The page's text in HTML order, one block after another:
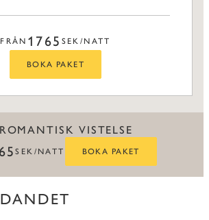
FRÅN 1765 SEK/NATT
BOKA PAKET
VISTELSE
SEK/NATT BOKA PAKET